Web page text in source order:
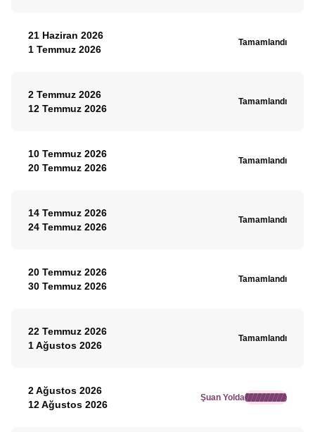
21 Haziran 2026
1 Temmuz 2026
Tamamlandı
2 Temmuz 2026
12 Temmuz 2026
Tamamlandı
10 Temmuz 2026
20 Temmuz 2026
Tamamlandı
14 Temmuz 2026
24 Temmuz 2026
Tamamlandı
20 Temmuz 2026
30 Temmuz 2026
Tamamlandı
22 Temmuz 2026
1 Ağustos 2026
Tamamlandı
2 Ağustos 2026
12 Ağustos 2026
Şuan Yolda